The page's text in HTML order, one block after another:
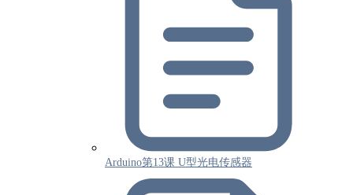
Arduino第13课 U型光电传感器